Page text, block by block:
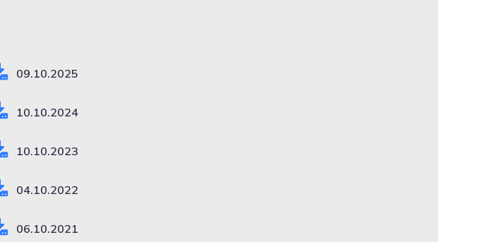
09.10.2025
10.10.2024
10.10.2023
04.10.2022
06.10.2021